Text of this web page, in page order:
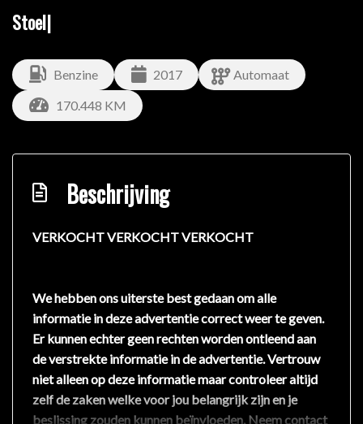
Stoel|
Benzine 2017
Automaat
170.448 KM
Beschrijving
VERKOCHT VERKOCHT VERKOCHT
We hebben ons uiterste best gedaan om alle
informatie in deze advertentie correct weer te geven.
Er kunnen echter geen rechten worden ontleend aan
de verstrekte informatie in de advertentie. Vertrouw
niet alleen op deze informatie maar controleer altijd
zelf de zaken welke voor jou belangrijk zijn en je
beslissing zouden kunnen beïnvloeden. Neem contact